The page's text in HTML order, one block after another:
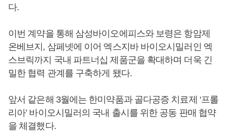
다.
이번 계약을 통해 삼성바이오에피스와 보령은 항암제
온베브지, 삼페넷에 이어 엑스지바 바이오시밀러인 엑
스브릭까지 국내 파트너십 제품군을 확대하며 더욱 긴
밀한 협력 관계를 구축하게 됐다.
앞서 같은해 3월에는 한미약품과 골다공증 치료제 ‘프롤
리아’ 바이오시밀러의 국내 출시를 위한 공동 판매 협약
을 체결했다.